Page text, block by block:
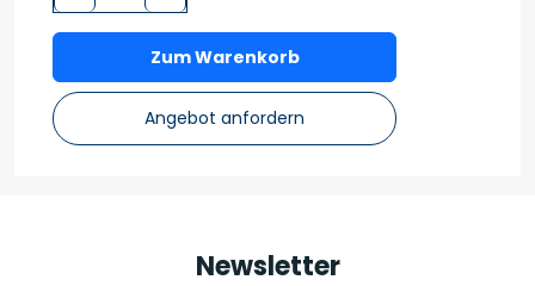
Zum Warenkorb
Angebot anfordern
Newsletter